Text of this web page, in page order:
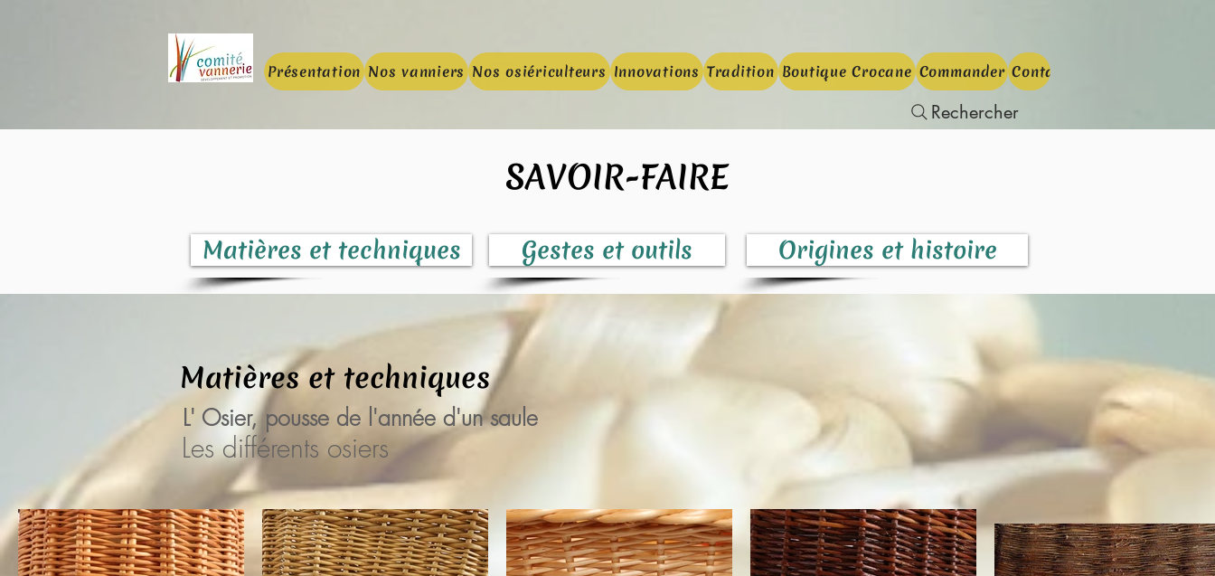
Présentation Nos vanniers Nos osiériculteurs Innovations Tradition Boutique Crocane Commander Contact
Rechercher
SAVOIR-FAIRE
Matières et techniques Gestes et outils Origines et histoire
Matières et techniques
L' Osier, pousse de l'année d'un saule
Les différents osiers